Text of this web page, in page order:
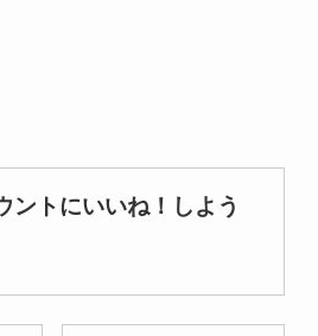
ントにいいね！しよう